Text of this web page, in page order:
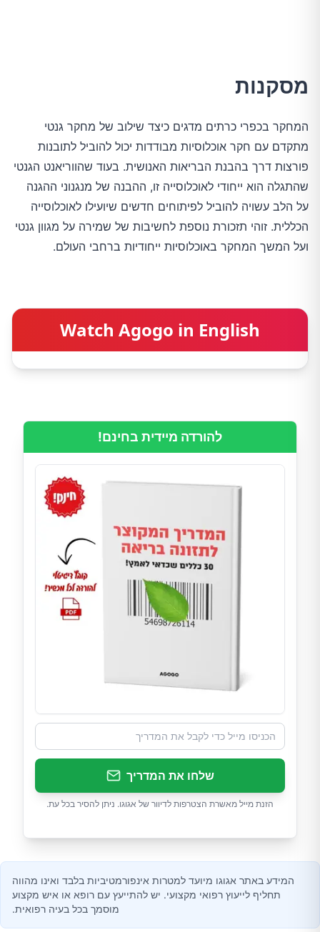
מסקנות
המחקר בכפרי כרתים מדגים כיצד שילוב של מחקר גנטי
מתקדם עם חקר אוכלוסיות מבודדות יכול להוביל לתובנות
פורצות דרך בהבנת הבריאות האנושית. בעוד שהווריאנט הגנטי
שהתגלה הוא ייחודי לאוכלוסייה זו, ההבנה של מנגנוני ההגנה
על הלב עשויה להוביל לפיתוחים חדשים שיועילו לאוכלוסייה
הכללית. זוהי תזכורת נוספת לחשיבות של שמירה על מגוון גנטי
ועל המשך המחקר באוכלוסיות ייחודיות ברחבי העולם.
Watch Agogo in English
להורדה מיידית בחינם!
שלחו את המדריך
הזנת מייל מאשרת הצטרפות לדיוור של אגוגו. ניתן להסיר בכל עת.
המידע באתר אגוגו מיועד למטרות אינפורמטיביות בלבד ואינו מהווה
תחליף לייעוץ רפואי מקצועי. יש להתייעץ עם רופא או איש מקצוע
מוסמך בכל בעיה רפואית.